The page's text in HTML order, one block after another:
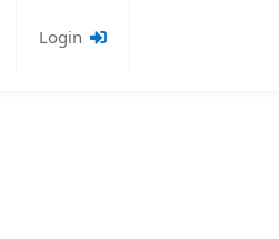
Login